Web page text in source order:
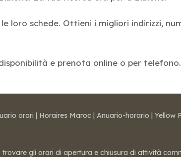
loro schede. Ottieni i migliori indirizzi,
e prenota online o per telefono.
orari | Horaires Maroc | Anuario-horario | Yellow
gli orari di apertura e chiusura di attività